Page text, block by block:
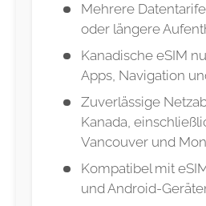
Mehrere
oder längere
Kanadische eSIM
Apps, Navigation
Zuverlässige
Kanada,
Vancouver und
Kompatibel mit
und Android-